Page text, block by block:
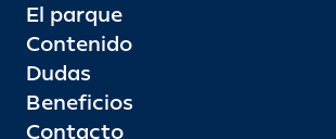
El parque
Contenido
Dudas
Beneficios
Contacto